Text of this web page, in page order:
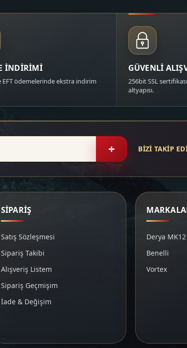
İNDİRİMİ
EFT ödemelerinde ekstra indirim
GÜVENLİ
256bit SSL
altyapısı.
+ BİZİ TAKİP
SİPARİŞ
Satış Sözleşmesi
Sipariş Takibi
Alışveriş Listem
Sipariş Geçmişim
İade & Değişim
Derya MK12
Benelli
Vortex